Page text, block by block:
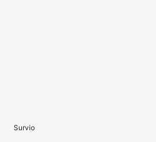
Survio